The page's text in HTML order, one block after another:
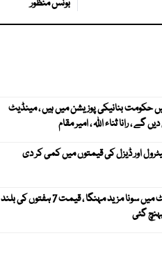
بونس منظور
حکومت بنانیکی پوزیشن میں ہیں ، مینڈیٹ
گے ، رانا ثناء اللہ ، امیر مقام
اور ڈیزل کی قیمتوں میں کمی کر دی
عالمی مارکیٹ میں سونا مزید مہنگا ، قیمت 7 ہفتوں کی بلند
گئی